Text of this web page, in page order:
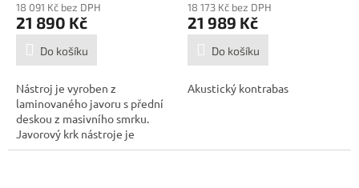
18 091 Kč bez DPH
21 890 Kč
Do košíku
Nástroj je vyroben z
laminovaného javoru s přední
deskou z masivního smrku.
Javorový krk nástroje je
osazen hmatníkem...
18 173 Kč bez DPH
21 989 Kč
Do košíku
Akustický kontrabas